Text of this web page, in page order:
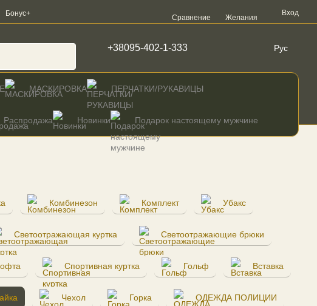
Бонус+ Сравнение Желания
Вход
+38095-402-1-333 Рус
МАСКИРОВКА ПЕРЧАТКИ/РУКАВИЦЫ
Распродажа Новинки Подарок настоящему мужчине
Комбинезон Комплект Убакс
Светоотражающая куртка Светоотражающие брюки
Спортивная куртка Гольф Вставка
Чехол Горка ОДЕЖДА ПОЛИЦИИ